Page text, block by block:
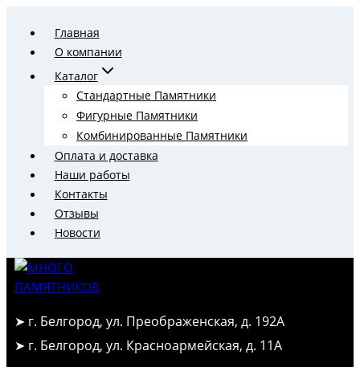
содержимому
Главная
О компании
Каталог
Стандартные Памятники
Фигурные Памятники
Комбинированные Памятники
Оплата и доставка
Наши работы
Контакты
Отзывы
Новости
➤ г. Белгород, ул. Преображенская, д. 192А
➤ г. Белгород, ул. Красноармейская, д. 11А